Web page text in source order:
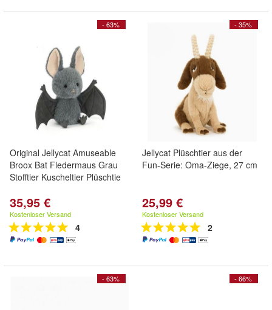
- 63%
Original Jellycat Amuseable
Broox Bat Fledermaus Grau
Stofftier Kuscheltier Plüschtie
35,95 €
Kostenloser Versand
4
- 35%
Jellycat Plüschtier aus der
Fun-Serie: Oma-Ziege, 27 cm
25,99 €
Kostenloser Versand
2
- 63% - 66%